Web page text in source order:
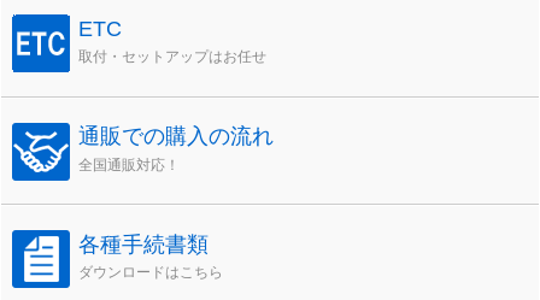
ETC
取付・セットアップはお任せ
通販での購入の流れ
全国通販対応！
各種手続書類
ダウンロードはこちら